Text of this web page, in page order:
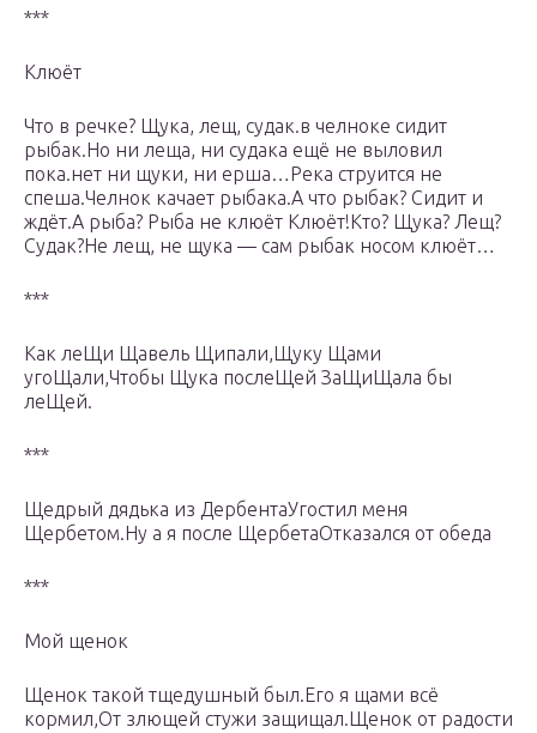
***
Клюёт
Что в речке? Щука, лещ, судак.в челноке сидит
рыбак.Но ни леща, ни судака ещё не выловил
пока.нет ни щуки, ни ерша…Река струится не
спеша.Челнок качает рыбака.А что рыбак? Сидит и
ждёт.А рыба? Рыба не клюёт Клюёт!Кто? Щука? Лещ?
Судак?Не лещ, не щука — сам рыбак носом клюёт…
***
Как леЩи Щавель Щипали,Щуку Щами
угоЩали,Чтобы Щука послеЩей ЗаЩиЩала бы
леЩей.
***
Щедрый дядька из ДербентаУгостил меня
Щербетом.Ну а я после ЩербетаОтказался от обеда
***
Мой щенок
Щенок такой тщедушный был.Его я щами всё
кормил,От злющей стужи защищал.Щенок от радости